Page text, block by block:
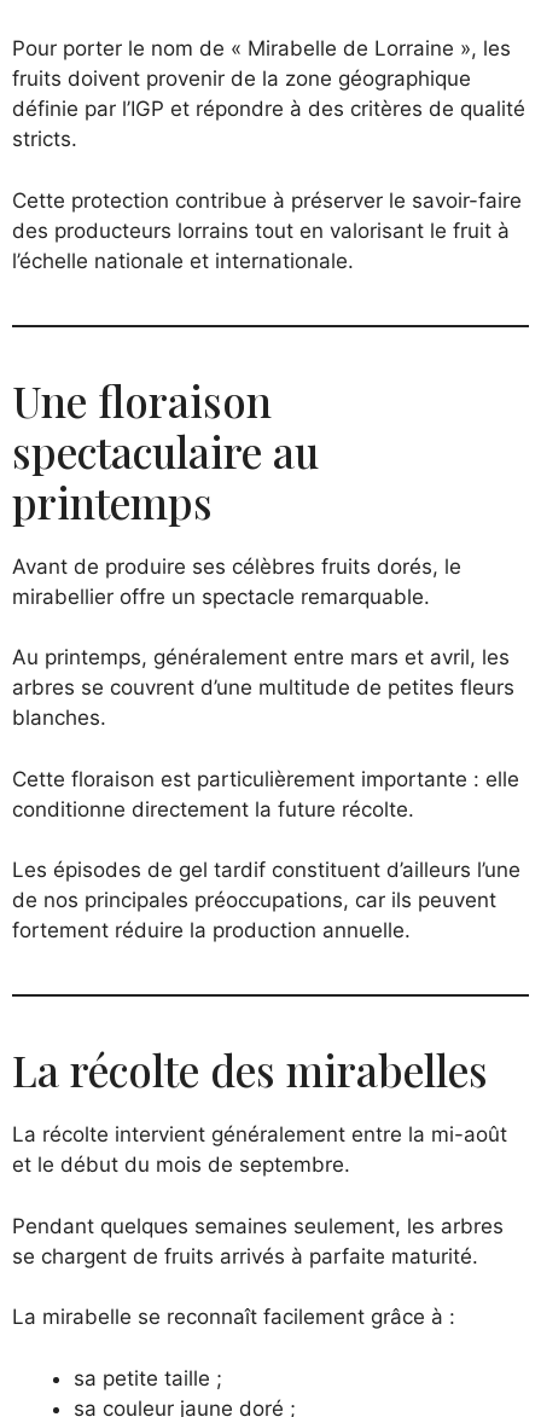
Pour porter le nom de « Mirabelle de Lorraine », les
fruits doivent provenir de la zone géographique
définie par l’IGP et répondre à des critères de qualité
stricts.
Cette protection contribue à préserver le savoir-faire
des producteurs lorrains tout en valorisant le fruit à
l’échelle nationale et internationale.
Une floraison
spectaculaire au
printemps
Avant de produire ses célèbres fruits dorés, le
mirabellier offre un spectacle remarquable.
Au printemps, généralement entre mars et avril, les
arbres se couvrent d’une multitude de petites fleurs
blanches.
Cette floraison est particulièrement importante : elle
conditionne directement la future récolte.
Les épisodes de gel tardif constituent d’ailleurs l’une
de nos principales préoccupations, car ils peuvent
fortement réduire la production annuelle.
La récolte des mirabelles
La récolte intervient généralement entre la mi-août
et le début du mois de septembre.
Pendant quelques semaines seulement, les arbres
se chargent de fruits arrivés à parfaite maturité.
La mirabelle se reconnaît facilement grâce à :
sa petite taille ;
sa couleur jaune doré ;